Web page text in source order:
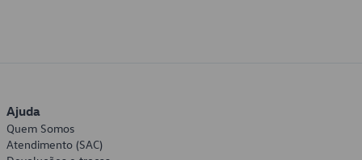
Ajuda
Quem Somos
Atendimento (SAC)